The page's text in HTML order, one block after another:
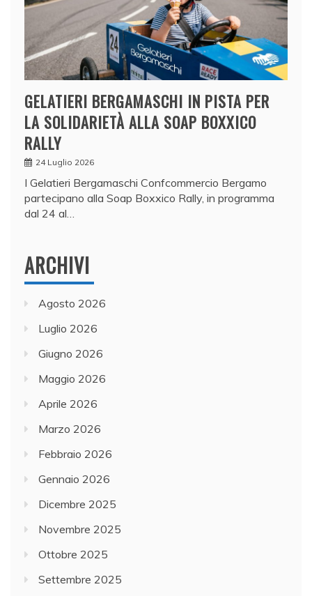
GELATIERI BERGAMASCHI IN PISTA PER
LA SOLIDARIETÀ ALLA SOAP BOXXICO
RALLY
24 Luglio 2026
I Gelatieri Bergamaschi Confcommercio Bergamo
partecipano alla Soap Boxxico Rally, in programma
dal 24 al…
ARCHIVI
Agosto 2026
Luglio 2026
Giugno 2026
Maggio 2026
Aprile 2026
Marzo 2026
Febbraio 2026
Gennaio 2026
Dicembre 2025
Novembre 2025
Ottobre 2025
Settembre 2025